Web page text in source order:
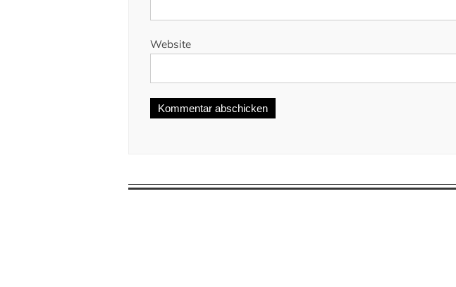
Website